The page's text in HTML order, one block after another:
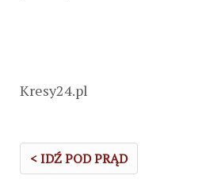
Kresy24.pl
< IDŹ POD PRĄD